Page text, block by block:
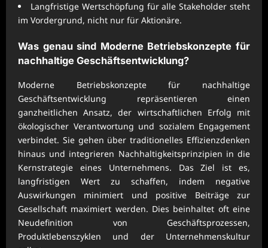
Langfristige Wertschöpfung für alle Stakeholder steht
im Vordergrund, nicht nur für Aktionäre.
Was genau sind Moderne Betriebskonzepte für
nachhaltige Geschäftsentwicklung?
Moderne Betriebskonzepte für nachhaltige
Geschäftsentwicklung repräsentieren einen
ganzheitlichen Ansatz, der wirtschaftlichen Erfolg mit
ökologischer Verantwortung und sozialem Engagement
verbindet. Sie gehen über traditionelles Effizienzdenken
hinaus und integrieren Nachhaltigkeitsprinzipien in die
Kernstrategie eines Unternehmens. Das Ziel ist es,
langfristigen Wert zu schaffen, indem negative
Auswirkungen minimiert und positive Beiträge zur
Gesellschaft maximiert werden. Dies beinhaltet oft eine
Neudefinition von Geschäftsprozessen,
Produktlebenszyklen und der Unternehmenskultur